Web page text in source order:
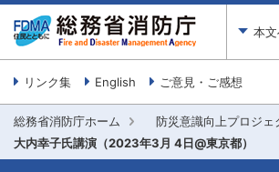
本
リンク集 English ご意見・ご感想
総務省消防庁ホーム
防災意識向上プロジェ
大内幸子氏講演（2023年3月 4日@東京都）